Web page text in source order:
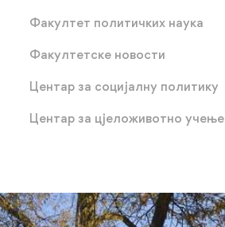
Факултет политичких наука
Факултетске новости
Центар за социјалну политику
Центар за цјеложивотно учење